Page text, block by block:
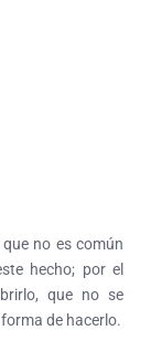
no es común
hecho; por el
que no se
de hacerlo.